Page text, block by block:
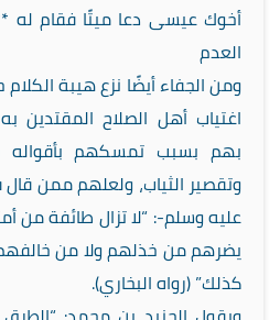
أخوك عيسى دعا ميتًا فقام له
العدم
ومن الجفاء أيضًا نزع هيبة
اغتياب أهل الصلاح المقتدين
بهم بسبب تمسكهم بأقواله
وتقصير الثياب، ولعلهم ممن
عليه وسلم-: “لا تزال طائفة من
يضرهم من خذلهم ولا من
كذلك” (رواه البخاري).